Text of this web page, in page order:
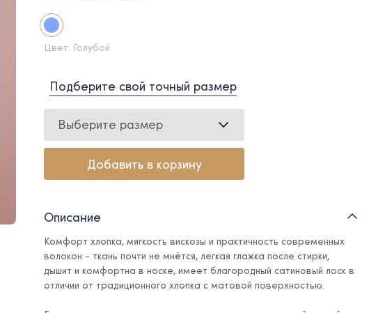
Цвет: Голубой
Подберите свой точный размер
Выберите размер
Добавить в корзину
Описание
Комфорт хлопка, мягкость вискозы и практичность современных
волокон - ткань почти не мнётся, легкая глажка после стирки,
дышит и комфортна в носке, имеет благородный сатиновый лоск в
отличии от традиционного хлопка с матовой поверхностью.